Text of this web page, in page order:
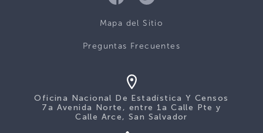
Mapa del Sitio
Preguntas Frecuentes
Oficina Nacional De Estadística Y Censos
7a Avenida Norte, entre 1a Calle Pte y
Calle Arce, San Salvador